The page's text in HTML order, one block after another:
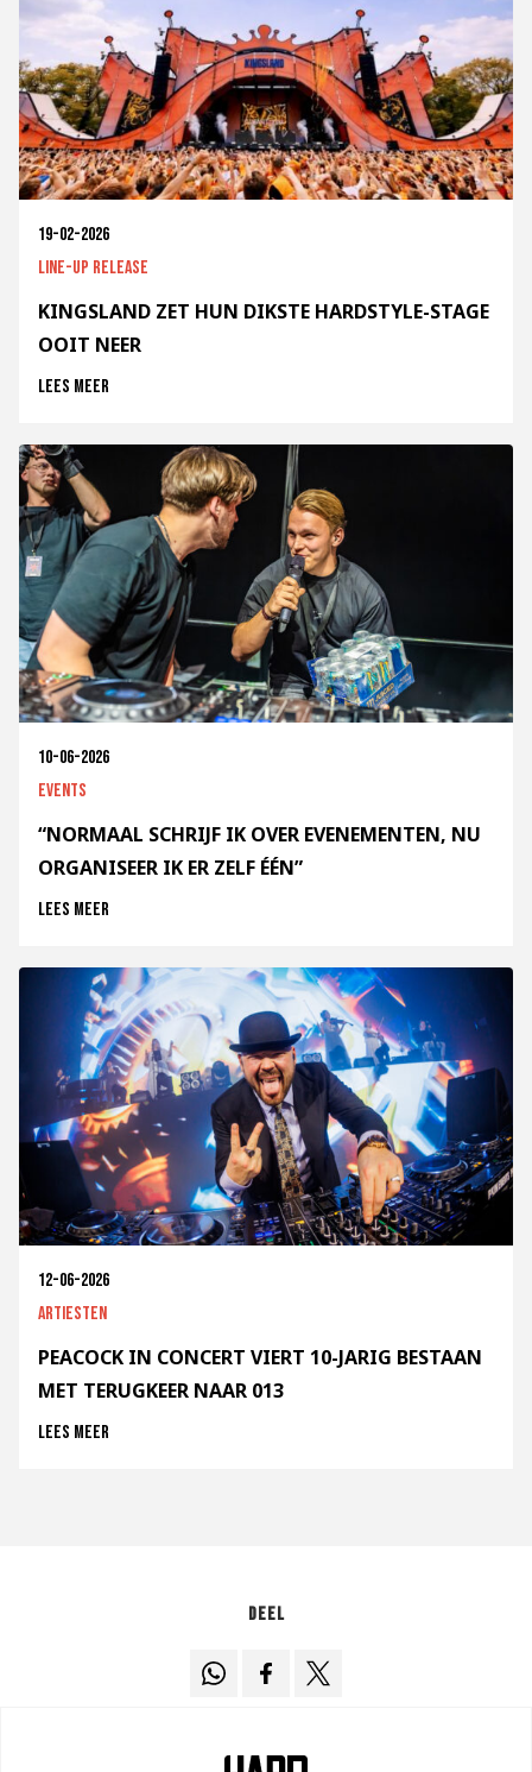
19-02-2026
Line-up release
KINGSLAND ZET HUN DIKSTE HARDSTYLE-STAGE
OOIT NEER
Lees meer
10-06-2026
Events
“NORMAAL SCHRIJF IK OVER EVENEMENTEN, NU
ORGANISEER IK ER ZELF ÉÉN”
Lees meer
12-06-2026
Artiesten
PEACOCK IN CONCERT VIERT 10-JARIG BESTAAN
MET TERUGKEER NAAR 013
Lees meer
Deel